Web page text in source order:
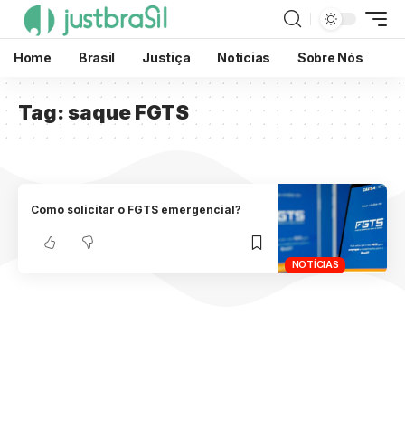
Home Brasil Justiça Notícias Sobre Nós
Tag:saque FGTS
NOTÍCIAS
Como solicitar o FGTS emergencial?